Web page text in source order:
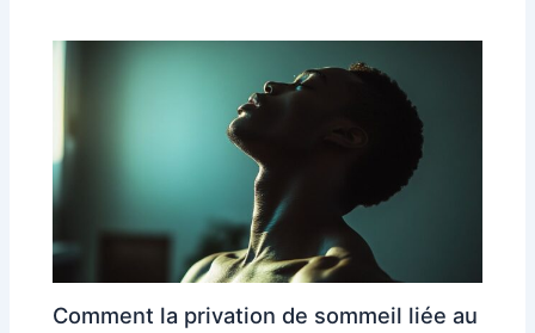
Comment la privation de sommeil liée au